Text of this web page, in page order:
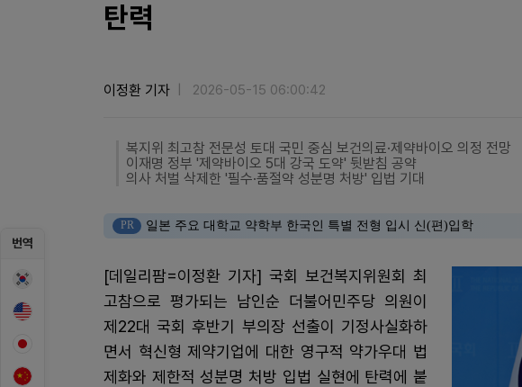
번역
탄력
이정환 기자 2026-05-15 06:00:42
복지위 최고참 전문성 토대 국민 중심 보건의료·제약바이오 의정 전망
이재명 정부 '제약바이오 5대 강국 도약' 뒷받침 공약
의사 처벌 삭제한 '필수·품절약 성분명 처방' 입법 기대
PR 일본 주요 대학교 약학부 한국인 특별 전형 입시 신(편)입학
[데일리팜=이정환 기자] 국회 보건복지위원회 최
고참으로 평가되는 남인순 더불어민주당 의원이
제22대 국회 후반기 부의장 선출이 기정사실화하
면서 혁신형 제약기업에 대한 영구적 약가우대 법
제화와 제한적 성분명 처방 입법 실현에 탄력에 붙